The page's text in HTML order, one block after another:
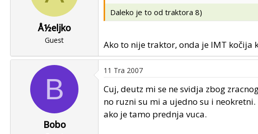
Å½eljko
Guest
Daleko je to od traktora 8)
Ako to nije traktor, onda je IMT kočija
B
Bobo
11 Tra 2007
Cuj, deutz mi se ne svidja zbog
no ruzni su mi a ujedno su i
ako je tamo prednja vuca.